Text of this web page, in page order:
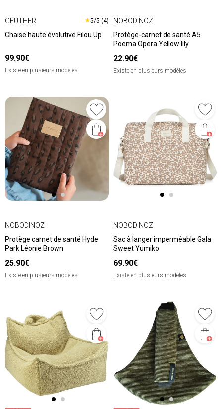
GEUTHER ★5/5 (4)
Chaise haute évolutive Filou Up
99.90€
Existe en plusieurs modèles
NOBODINOZ
Protège-carnet de santé A5
Poema Opera Yellow lily
22.90€
Existe en plusieurs modèles
NOBODINOZ
Protège carnet de santé Hyde
Park Léonie Brown
25.90€
Existe en plusieurs modèles
NOBODINOZ
Sac à langer imperméable Gala
Sweet Yumiko
69.90€
Existe en plusieurs modèles